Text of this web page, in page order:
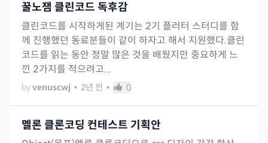
꿀노잼 클린코드 독후감
클린코드를 시작하게된 계기는 2기 플러터 스터디를 함
께 진행했던 동료분들이 같이 하자고 해서 지원했다.클린
코드를 읽는 동안 정말 많은 것을 배웠지만 중요하게 느
낀 2가지를 적으려고...
byvenuscwj • 2년 전 • 0
멜론 클론코딩 컨테스트 기획안